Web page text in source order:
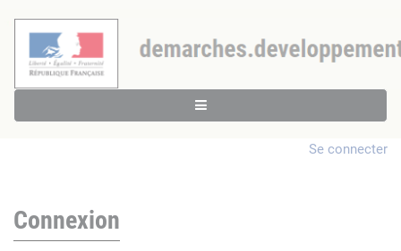
Se connecter
Connexion